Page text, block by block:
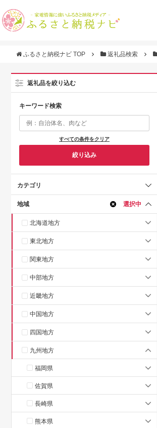
ふるさと納税ナビ TOP 返礼品検索
返礼品を絞り込む
キーワード検索
すべての条件をクリア
絞り込み
カテゴリ
地域 選択中
北海道地方
東北地方
関東地方
中部地方
近畿地方
中国地方
四国地方
九州地方
福岡県
佐賀県
長崎県
熊本県